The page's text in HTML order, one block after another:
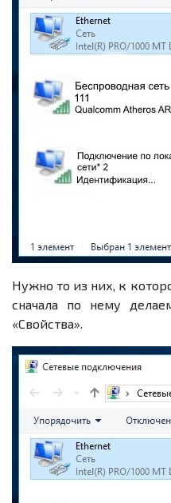
Нужно то из них, к
сначала по нему
«Свойства».